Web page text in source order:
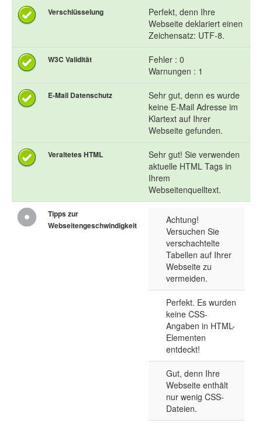
Verschlüsselung
Perfekt, denn Ihre
Webseite deklariert einen
Zeichensatz: UTF-8.
W3C Validität
Fehler : 0
Warnungen : 1
E-Mail Datenschutz
Sehr gut, denn es wurde
keine E-Mail Adresse im
Klartext auf Ihrer
Webseite gefunden.
Veraltetes HTML
Sehr gut! Sie verwenden
aktuelle HTML Tags in
Ihrem
Webseitenquelltext.
Tipps zur
Webseitengeschwindigkeit
Achtung!
Versuchen Sie
verschachtelte
Tabellen auf Ihrer
Webseite zu
vermeiden.
Perfekt. Es wurden
keine CSS-
Angaben in HTML-
Elementen
entdeckt!
Gut, denn Ihre
Webseite enthält
nur wenig CSS-
Dateien.